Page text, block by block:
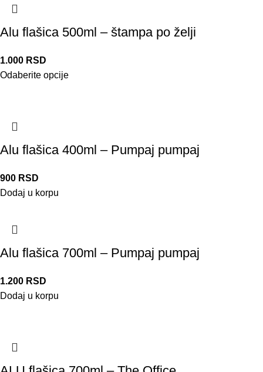
Alu flašica 500ml – štampa po želji
1.000 RSD
Odaberite opcije
Alu flašica 400ml – Pumpaj pumpaj
900 RSD
Dodaj u korpu
Alu flašica 700ml – Pumpaj pumpaj
1.200 RSD
Dodaj u korpu